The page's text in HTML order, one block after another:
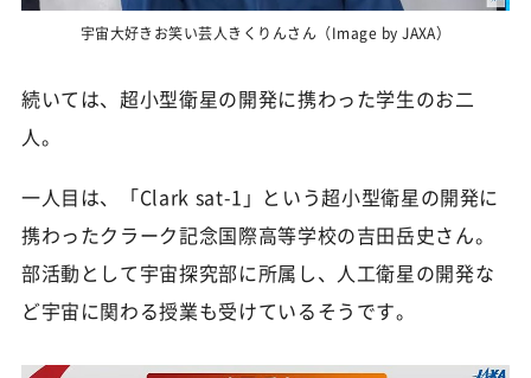
宇宙大好きお笑い芸人きくりんさん（Image by JAXA）
続いては、超小型衛星の開発に携わった学生のお二
人。
一人目は、「Clark sat-1」という超小型衛星の開発に
携わったクラーク記念国際高等学校の吉田岳史さん。
部活動として宇宙探究部に所属し、人工衛星の開発な
ど宇宙に関わる授業も受けているそうです。